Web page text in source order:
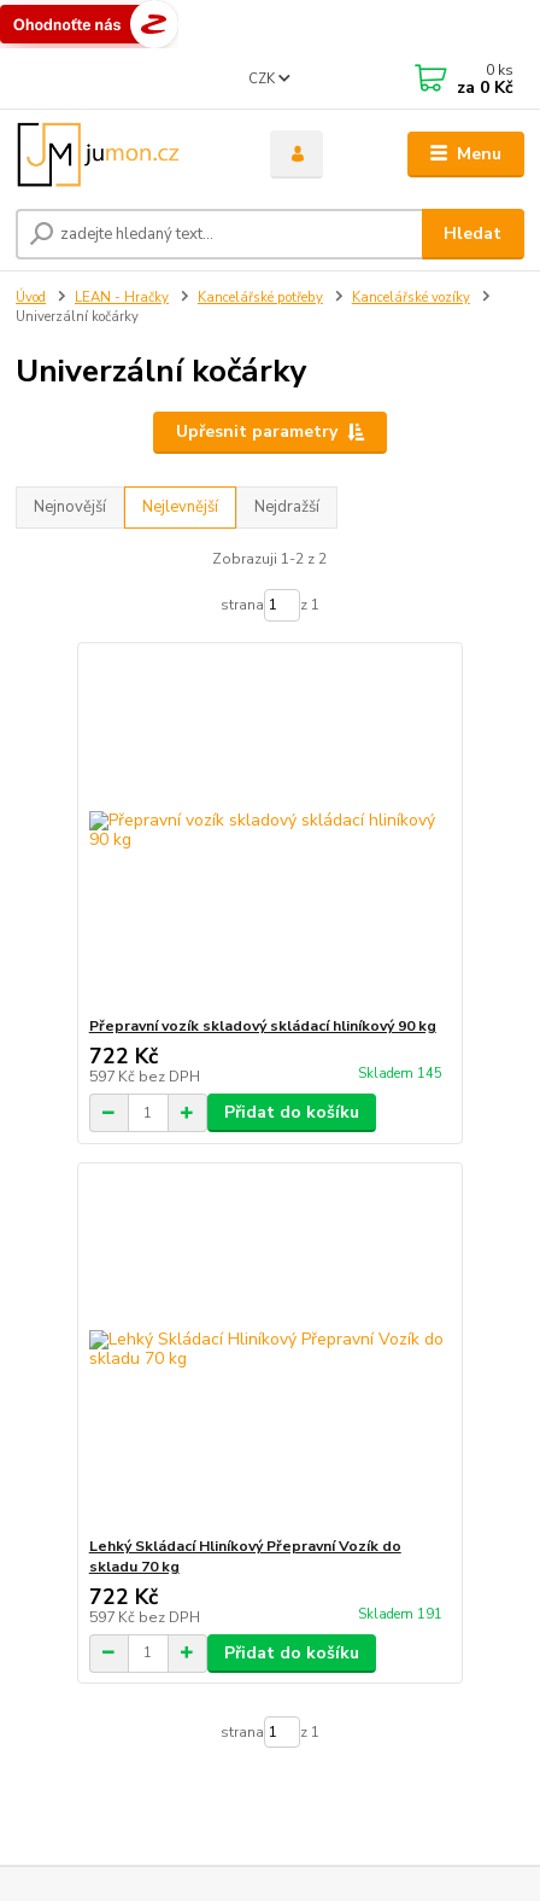
Menu
CZK
Hledat
0 ks
za 0 Kč
Úvod LEAN - Hračky Kancelářské potřeby
Kancelářské vozíky
Univerzální kočárky
Univerzální kočárky
Upřesnit parametry
Nejnovější Nejlevnější Nejdražší
Zobrazuji 1-2 z 2
strana z 1
Přepravní vozík skladový skládací hliníkový 90 kg
722 Kč
597 Kč bez DPH Skladem 145
Přidat do košíku
Lehký Skládací Hliníkový Přepravní Vozík do
skladu 70 kg
722 Kč
597 Kč bez DPH Skladem 191
Přidat do košíku
strana z 1